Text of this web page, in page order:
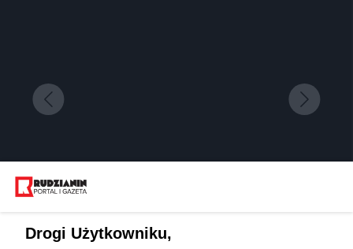
poważni. Pałac w Nakle Śląskim jest piękny i...
Drogi Użytkowniku,